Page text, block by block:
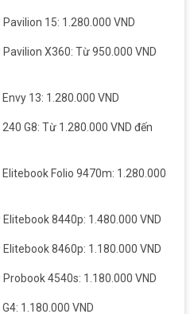
15: 1.280.000 VND
X360: Từ 950.000 VND
13: 1.280.000 VND
G8: Từ 1.280.000 VND đến
Folio 9470m: 1.280.000
8440p: 1.480.000 VND
8460p: 1.180.000 VND
4540s: 1.180.000 VND
1.180.000 VND